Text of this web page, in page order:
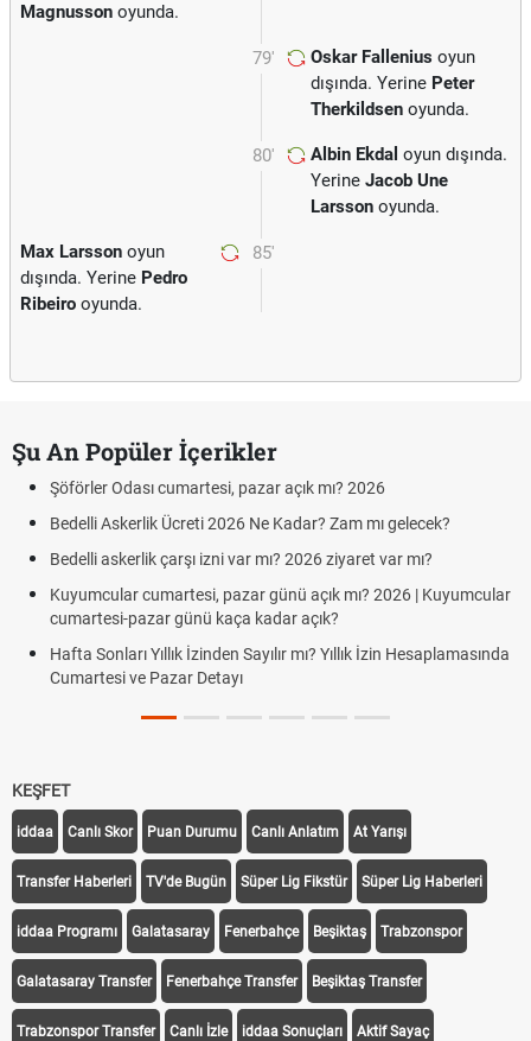
Magnusson oyunda.
79' Oskar Fallenius oyun
dışında. Yerine Peter
Therkildsen oyunda.
80' Albin Ekdal oyun dışında.
Yerine Jacob Une
Larsson oyunda.
85'
Max Larsson oyun
dışında. Yerine Pedro
Ribeiro oyunda.
Şu An Popüler İçerikler
Şöförler Odası cumartesi, pazar açık mı? 2026
Bedelli Askerlik Ücreti 2026 Ne Kadar? Zam mı gelecek?
Bedelli askerlik çarşı izni var mı? 2026 ziyaret var mı?
Kuyumcular cumartesi, pazar günü açık mı? 2026 | Kuyumcular
cumartesi-pazar günü kaça kadar açık?
Hafta Sonları Yıllık İzinden Sayılır mı? Yıllık İzin Hesaplamasında
Cumartesi ve Pazar Detayı
KEŞFET
iddaa Canlı Skor Puan Durumu Canlı Anlatım At Yarışı
Transfer Haberleri TV'de Bugün Süper Lig Fikstür Süper Lig Haberleri
iddaa Programı Galatasaray Fenerbahçe Beşiktaş Trabzonspor
Galatasaray Transfer Fenerbahçe Transfer Beşiktaş Transfer
Trabzonspor Transfer Canlı İzle iddaa Sonuçları Aktif Sayaç